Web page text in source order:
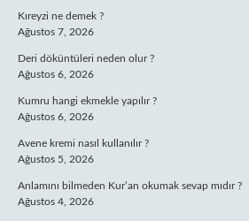
Kıreyzi ne demek ?
Ağustos 7, 2026
Deri döküntüleri neden olur ?
Ağustos 6, 2026
Kumru hangi ekmekle yapılır ?
Ağustos 6, 2026
Avene kremi nasıl kullanılır ?
Ağustos 5, 2026
Anlamını bilmeden Kur’an okumak sevap mıdır ?
Ağustos 4, 2026